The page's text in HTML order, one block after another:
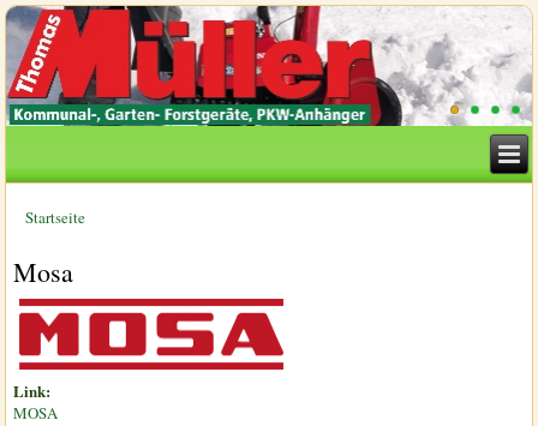
Sie sind hier
Startseite
Mosa
Link:
MOSA